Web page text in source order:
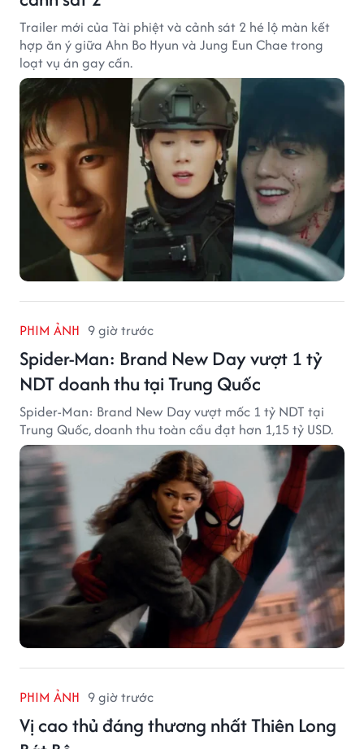
Trailer mới của Tài phiệt và cảnh sát 2 hé lộ màn kết
hợp ăn ý giữa Ahn Bo Hyun và Jung Eun Chae trong
loạt vụ án gay cấn.
PHIM ẢNH 9 giờ trước
Spider-Man: Brand New Day vượt 1 tỷ
NDT doanh thu tại Trung Quốc
Spider-Man: Brand New Day vượt mốc 1 tỷ NDT tại
Trung Quốc, doanh thu toàn cầu đạt hơn 1,15 tỷ USD.
PHIM ẢNH 9 giờ trước
Vị cao thủ đáng thương nhất Thiên Long